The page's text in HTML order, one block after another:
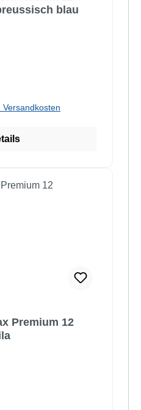
blau
Versandkosten
Premium 12